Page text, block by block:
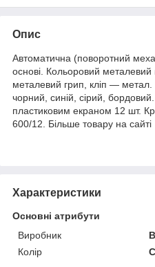
Опис
Автоматична (поворотний
основі. Кольоровий
металевий грип, кліп —
чорний, синій, сірий,
пластиковим екраном 12 шт.
600/12. Більше товару на сайті
Характеристики
Основні атрибути
Виробник
Колір